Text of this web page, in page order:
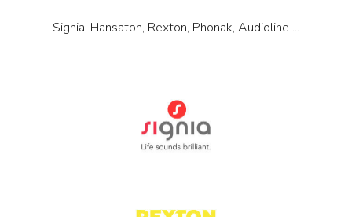
Signia, Hansaton, Rexton, Phonak, Audioline ...